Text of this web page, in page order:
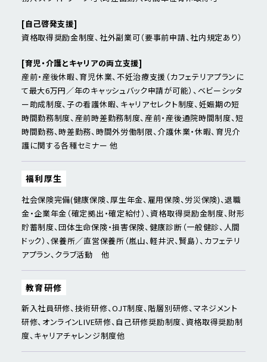
[自己啓発支援]
資格取得奨励金制度、社外副業可（要事前申請、社内規定あり）
[育児・介護とキャリアの両立支援]
産前・産後休暇、育児休業、不妊治療支援（カフェテリアプランに
て最大6万円／年のキャッシュバック申請が可能）、ベビーシッタ
ー助成制度、子の看護休暇、キャリアセレクト制度、妊娠期の短
時間勤務制度、産前時差勤務制度、産前・産後通院時間制度、短
時間勤務、時差勤務、時間外労働制限、介護休業・休暇、育児介
護に関する各種セミナー 他
福利厚生
社会保険完備(健康保険、厚生年金、雇用保険、労災保険)、退職
金・企業年金（確定拠出・確定給付）、資格取得奨励金制度、財形
貯蓄制度、団体生命保険・損害保険、健康診断（一般健診、人間
ドック）、保養所／直営保養所（嵐山、軽井沢、賢島）、カフェテリ
アプラン、クラブ活動 他
教育研修
新入社員研修、技術研修、OJT制度、階層別研修、マネジメント
研修、オンラインLIVE研修、自己研修奨励制度、資格取得奨励制
度、キャリアチャレンジ制度他